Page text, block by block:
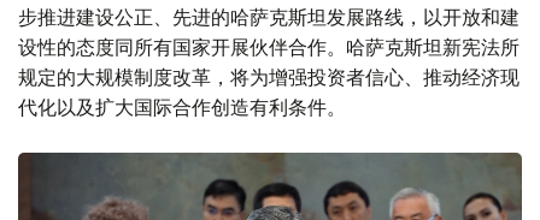
步推进建设公正、先进的哈萨克斯坦发展路线，以开放和建
设性的态度同所有国家开展伙伴合作。哈萨克斯坦新宪法所
规定的大规模制度改革，将为增强投资者信心、推动经济现
代化以及扩大国际合作创造有利条件。